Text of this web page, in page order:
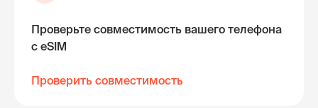
Проверьте совместимость вашего телефона
с eSIM
Проверить совместимость